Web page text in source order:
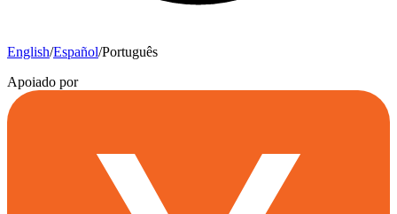
English/Español/Português
Apoiado por